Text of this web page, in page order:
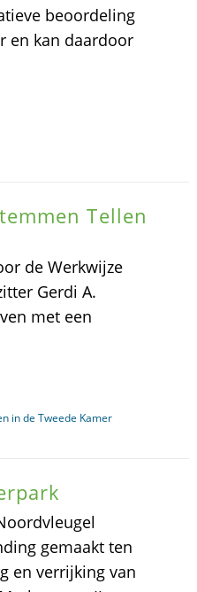
beoordeling
en kan daardoor
Tellen
de Werkwijze
Gerdi A.
met een
in de Tweede Kamer
gemaakt ten
en verrijking van